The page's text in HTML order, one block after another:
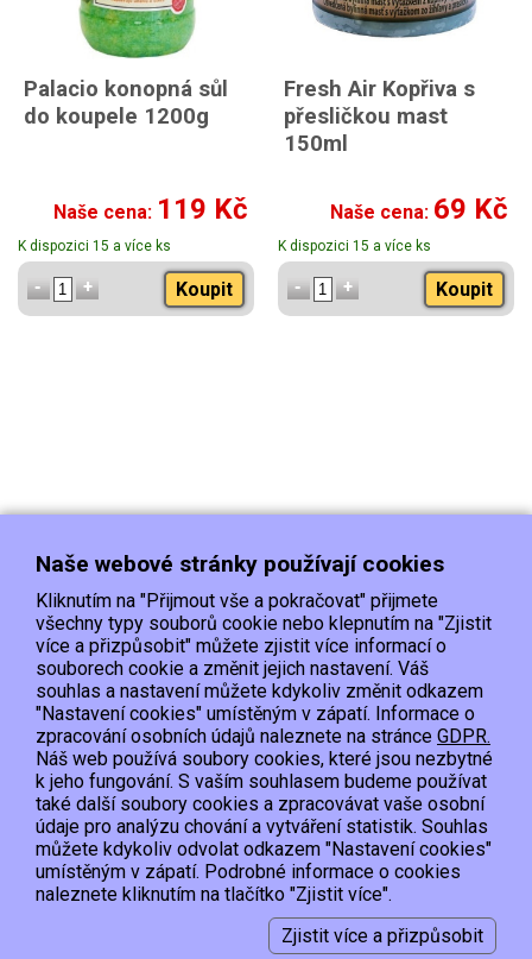
Palacio konopná sůl
do koupele 1200g
Naše cena: 119 Kč
K dispozici 15 a více ks
Koupit
Fresh Air Kopřiva s
přesličkou mast
150ml
Naše cena: 69 Kč
K dispozici 15 a více ks
Koupit
Doprava Platba
Kontakt/Reklamace
Obchodní podmínky
Ochrana os.údajů
EET :Podle zákona o evidenci tržeb je prodávající povinen vystavit kupujícímu
Zároveň je povinen zaevidovat přijatou tržbu u správce daně online; v případě
technického výpadku pak nejpozději do 48 hodin.
Copyright © 2015, Hypervyprodej.cz, všechna práva vyhrazena
2026 © Smartware s.r.o.,Redakční systém MultiCMS
Naše webové stránky používají cookies
Kliknutím na "Přijmout vše a pokračovat" přijmete
všechny typy souborů cookie nebo klepnutím na "Zjistit
více a přizpůsobit" můžete zjistit více informací o
souborech cookie a změnit jejich nastavení. Váš
souhlas a nastavení můžete kdykoliv změnit odkazem
"Nastavení cookies" umístěným v zápatí. Informace o
zpracování osobních údajů naleznete na stránce GDPR.
Náš web používá soubory cookies, které jsou nezbytné
k jeho fungování. S vaším souhlasem budeme používat
také další soubory cookies a zpracovávat vaše osobní
údaje pro analýzu chování a vytváření statistik. Souhlas
můžete kdykoliv odvolat odkazem "Nastavení cookies"
umístěným v zápatí. Podrobné informace o cookies
naleznete kliknutím na tlačítko "Zjistit více".
Zjistit více a přizpůsobit